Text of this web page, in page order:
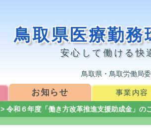
鳥取県医療勤
安心して働ける快
鳥取県・鳥取労働局
お知らせ 事業内容
> 令和６年度「働き方改革推進支援助成金」の